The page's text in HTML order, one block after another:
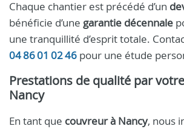
Chaque chantier est précédé d’un
bénéficie d’une garantie décennale
une tranquillité d’esprit totale.
04 86 01 02 46 pour une étude
Prestations de qualité par votre
Nancy
En tant que couvreur à Nancy, nous